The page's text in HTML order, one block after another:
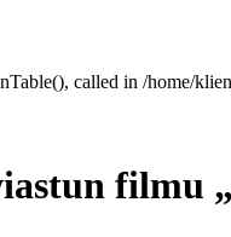
called in /home/
filmu